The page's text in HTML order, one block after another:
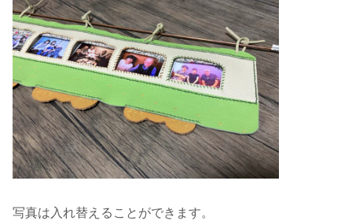
写真は入れ替えることができます。